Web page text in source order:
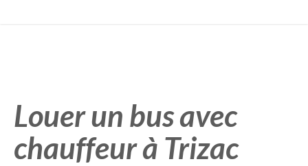
Louer un bus avec
chauffeur à Trizac